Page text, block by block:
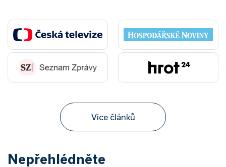
Více článků
Nepřehlédněte